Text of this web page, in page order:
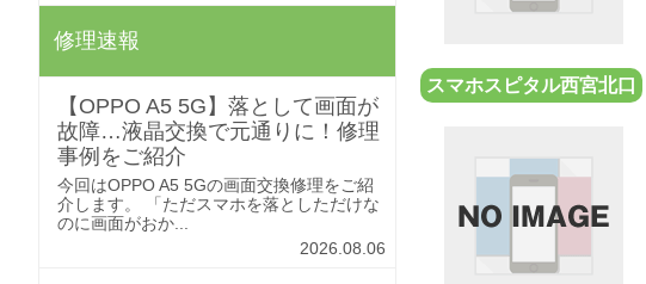
修理速報
【OPPO A5 5G】落として画面が
故障…液晶交換で元通りに！修理
事例をご紹介
今回はOPPO A5 5Gの画面交換修理をご紹
介します。 「ただスマホを落としただけな
のに画面がおか...
2026.08.06
スマホスピタル西宮北口